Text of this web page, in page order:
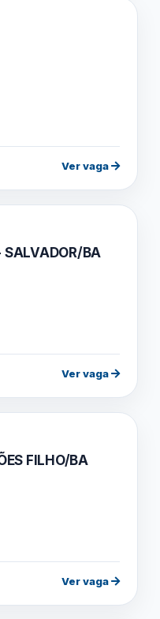
Ver vaga
SALVADOR/BA
Ver vaga
FILHO/BA
Ver vaga